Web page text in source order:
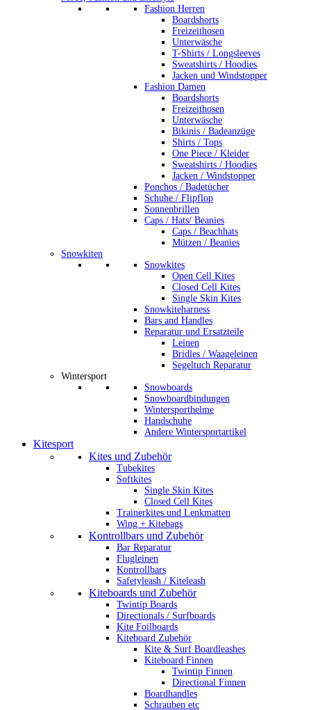
Fashion Herren
Boardshorts
Freizeithosen
Unterwäsche
T-Shirts / Longsleeves
Sweatshirts / Hoodies
Jacken und Windstopper
Fashion Damen
Boardshorts
Freizeithosen
Unterwäsche
Bikinis / Badeanzüge
Shirts / Tops
One Piece / Kleider
Sweatshirts / Hoodies
Jacken / Windstopper
Ponchos / Badetücher
Schuhe / Flipflop
Sonnenbrillen
Caps / Hats/ Beanies
Caps / Beachhats
Mützen / Beanies
Snowkiten
Snowkites
Open Cell Kites
Closed Cell Kites
Single Skin Kites
Snowkiteharness
Bars and Handles
Reparatur und Ersatzteile
Leinen
Bridles / Waageleinen
Segeltuch Reparatur
Wintersport
Snowboards
Snowboardbindungen
Wintersporthelme
Handschuhe
Andere Wintersportartikel
Kitesport
Kites und Zubehör
Tubekites
Softkites
Single Skin Kites
Closed Cell Kites
Trainerkites und Lenkmatten
Wing + Kitebags
Kontrollbars und Zubehör
Bar Reparatur
Flugleinen
Kontrollbars
Safetyleash / Kiteleash
Kiteboards und Zubehör
Twintip Boards
Directionals / Surfboards
Kite Foilboards
Kiteboard Zubehör
Kite & Surf Boardleashes
Kiteboard Finnen
Twintip Finnen
Directional Finnen
Boardhandles
Schrauben etc